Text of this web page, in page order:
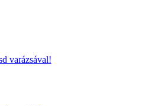
varázsával!